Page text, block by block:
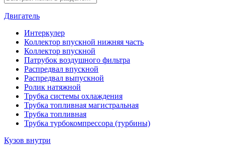
Двигатель
Интеркулер
Коллектор впускной нижняя часть
Коллектор впускной
Патрубок воздушного фильтра
Распредвал впускной
Распредвал выпускной
Ролик натяжной
Трубка системы охлаждения
Трубка топливная магистральная
Трубка топливная
Трубка турбокомпрессора (турбины)
Кузов внутри